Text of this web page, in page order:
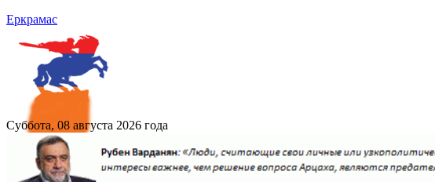
Еркрамас
Суббота, 08 августа 2026 года